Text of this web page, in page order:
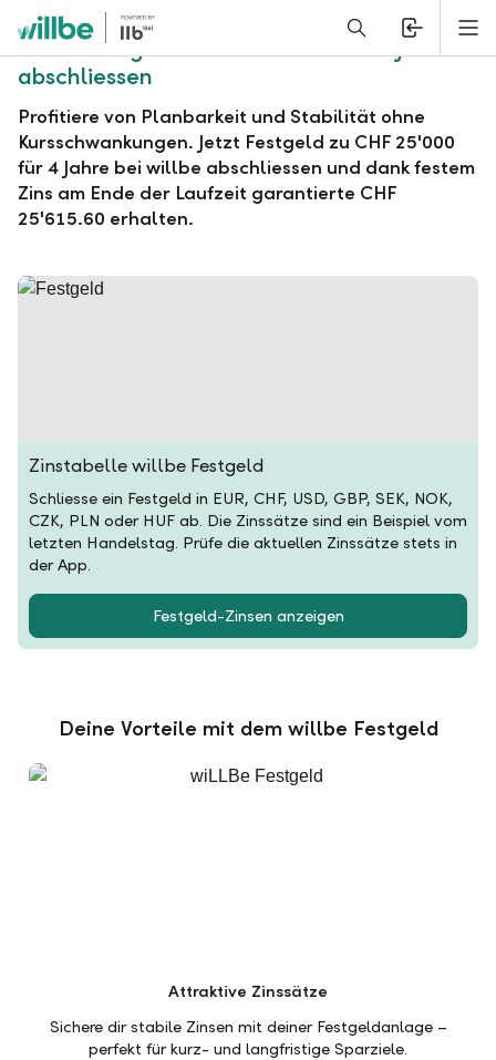
Alerts.Headline
willbe Festgeld zu CHF 25'000 für 4 Jahre
abschliessen
Profitiere von Planbarkeit und Stabilität ohne
Kursschwankungen. Jetzt Festgeld zu CHF 25'000
für 4 Jahre bei willbe abschliessen und dank festem
Zins am Ende der Laufzeit garantierte CHF
25'615.60 erhalten.
Zinstabelle willbe Festgeld
Schliesse ein Festgeld in EUR, CHF, USD, GBP, SEK, NOK,
CZK, PLN oder HUF ab. Die Zinssätze sind ein Beispiel vom
letzten Handelstag. Prüfe die aktuellen Zinssätze stets in
der App.
Festgeld-Zinsen anzeigen
Deine Vorteile mit dem willbe Festgeld
Attraktive Zinssätze
Sichere dir stabile Zinsen mit deiner Festgeldanlage –
perfekt für kurz- und langfristige Sparziele.